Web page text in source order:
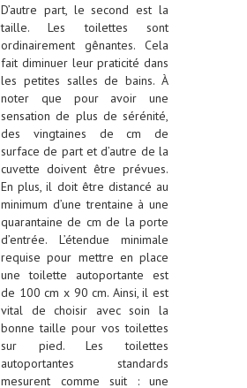
D’autre part, le second est la
taille. Les toilettes sont
ordinairement gênantes. Cela
fait diminuer leur praticité dans
les petites salles de bains. À
noter que pour avoir une
sensation de plus de sérénité,
des vingtaines de cm de
surface de part et d’autre de la
cuvette doivent être prévues.
En plus, il doit être distancé au
minimum d’une trentaine à une
quarantaine de cm de la porte
d’entrée. L’étendue minimale
requise pour mettre en place
une toilette autoportante est
de 100 cm x 90 cm. Ainsi, il est
vital de choisir avec soin la
bonne taille pour vos toilettes
sur pied. Les toilettes
autoportantes standards
mesurent comme suit : une